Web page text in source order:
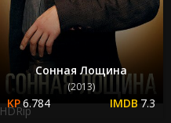
Сонная Лощина
(2013)
6.784 7.3
HDRip